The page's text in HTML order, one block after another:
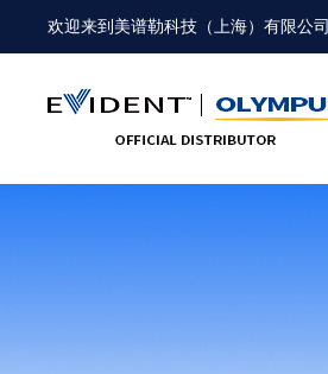
欢迎来到 美谱勒科技（上海）有限公司